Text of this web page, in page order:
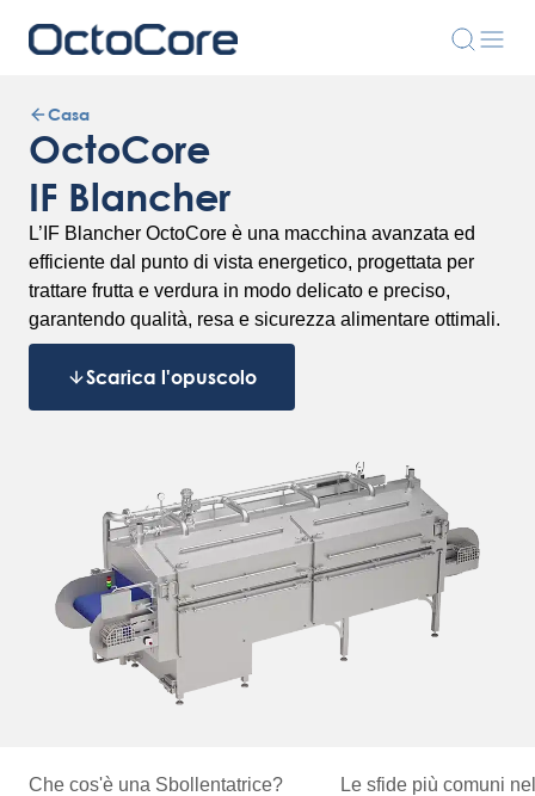
Casa
OctoCore
IF Blancher
L’IF Blancher OctoCore è una macchina avanzata ed
efficiente dal punto di vista energetico, progettata per
trattare frutta e verdura in modo delicato e preciso,
garantendo qualità, resa e sicurezza alimentare ottimali.
Scarica l'opuscolo
Che cos'è una Sbollentatrice? Le sfide più comuni